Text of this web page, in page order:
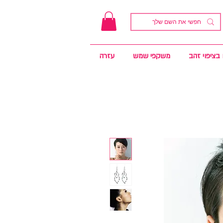
זהב משקפי שמש עזרה